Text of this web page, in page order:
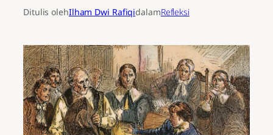
Ditulis olehIlham Dwi RafiqidalamRefleksi